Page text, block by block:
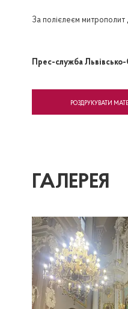
За полієлеєм
Прес-служба Львівсько-
PОЗДРУКУВАТИ
ГАЛЕРЕЯ